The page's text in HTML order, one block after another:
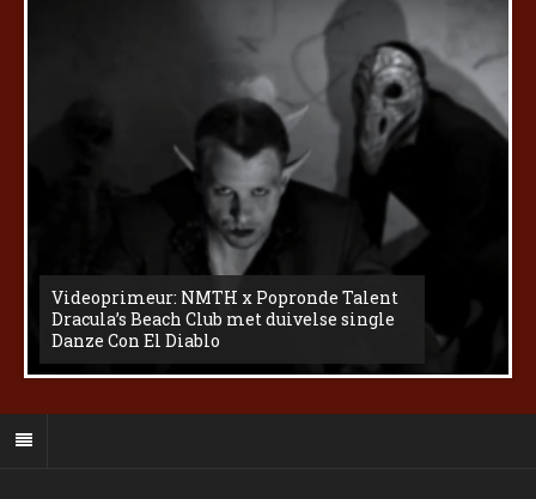
Videoprimeur: NMTH x Popronde Talent
Dracula’s Beach Club met duivelse single
Danze Con El Diablo